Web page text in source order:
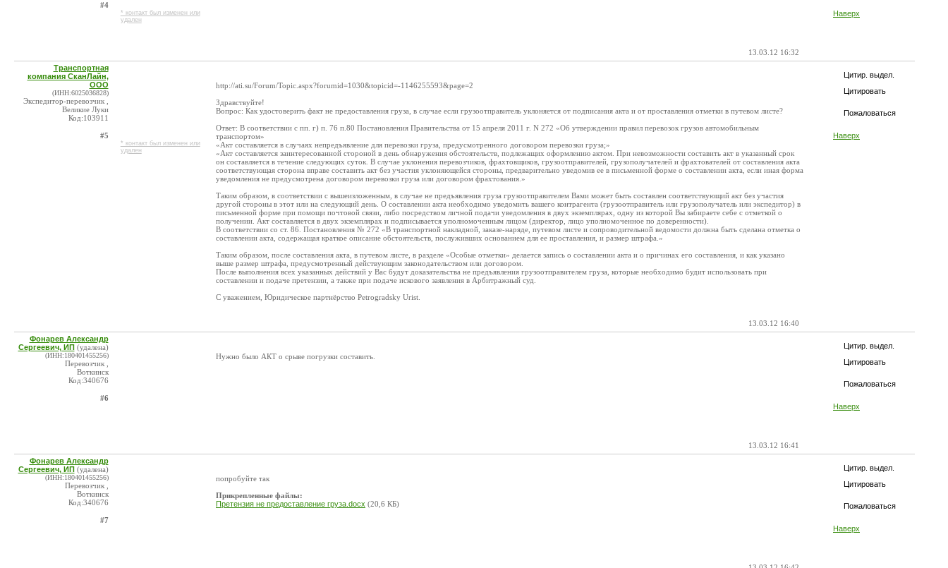
Наверх
#4
* контакт был изменен или
удален
13.03.12 16:32
Цитир. выдел.
Цитировать
Пожаловаться
Наверх
Транспортная
компания СканЛайн,
ООО
(ИНН:6025036828)
Экспедитор-перевозчик ,
Великие Луки
Код:103911
#5
* контакт был изменен или
удален
http://ati.su/Forum/Topic.aspx?forumid=1030&topicid=-1146255593&page=2
Здравствуйте!
Вопрос: Как удостоверить факт не предоставления груза, в случае если грузоотправитель уклоняется от подписания акта и от проставления отметки в путевом листе?
Ответ: В соответствии с пп. г) п. 76 п.80 Постановления Правительства от 15 апреля 2011 г. N 272 «Об утверждении правил перевозок грузов автомобильным
транспортом»
«Акт составляется в случаях непредъявление для перевозки груза, предусмотренного договором перевозки груза;»
«Акт составляется заинтересованной стороной в день обнаружения обстоятельств, подлежащих оформлению актом. При невозможности составить акт в указанный срок
он составляется в течение следующих суток. В случае уклонения перевозчиков, фрахтовщиков, грузоотправителей, грузополучателей и фрахтователей от составления акта
соответствующая сторона вправе составить акт без участия уклоняющейся стороны, предварительно уведомив ее в письменной форме о составлении акта, если иная форма
уведомления не предусмотрена договором перевозки груза или договором фрахтования.»
Таким образом, в соответствии с вышеизложенным, в случае не предъявления груза грузоотправителем Вами может быть составлен соответствующий акт без участия
другой стороны в этот или на следующий день. О составлении акта необходимо уведомить вашего контрагента (грузоотправитель или грузополучатель или экспедитор) в
письменной форме при помощи почтовой связи, либо посредством личной подачи уведомления в двух экземплярах, одну из которой Вы забираете себе с отметкой о
получении. Акт составляется в двух экземплярах и подписывается уполномоченным лицом (директор, лицо уполномоченное по доверенности).
В соответствии со ст. 86. Постановления № 272 «В транспортной накладной, заказе-наряде, путевом листе и сопроводительной ведомости должна быть сделана отметка о
составлении акта, содержащая краткое описание обстоятельств, послуживших основанием для ее проставления, и размер штрафа.»
Таким образом, после составления акта, в путевом листе, в разделе «Особые отметки» делается запись о составлении акта и о причинах его составления, и как указано
выше размер штрафа, предусмотренный действующим законодательством или договором.
После выполнения всех указанных действий у Вас будут доказательства не предъявления грузоотправителем груза, которые необходимо будит использовать при
составлении и подаче претензии, а также при подаче искового заявления в Арбитражный суд.
С уважением, Юридическое партнёрство Petrogradsky Urist.
13.03.12 16:40
Цитир. выдел.
Цитировать
Пожаловаться
Наверх
Фонарев Александр
Сергеевич, ИП (удалена)
(ИНН:180401455256)
Перевозчик ,
Воткинск
Код:340676
#6
Нужно было АКТ о срыве погрузки составить.
13.03.12 16:41
Цитир. выдел.
Цитировать
Пожаловаться
Наверх
Фонарев Александр
Сергеевич, ИП (удалена)
(ИНН:180401455256)
Перевозчик ,
Воткинск
Код:340676
#7
попробуйте так
Прикрепленные файлы:
Претензия не предоставление груза.docx (20,6 КБ)